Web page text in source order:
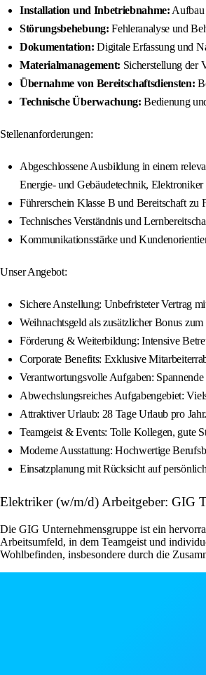
Installation und Inbetriebnahme: Aufbau
Störungsbehebung: Fehleranalyse und
Dokumentation: Digitale Erfassung und
Materialmanagement: Sicherstellung der
Übernahme von Bereitschaftsdiensten:
Technische Überwachung: Bedienung
Stellenanforderungen:
Abgeschlossene Ausbildung in einem
Energie- und Gebäudetechnik,
Führerschein Klasse B und Bereitschaft zu
Technisches Verständnis und
Kommunikationsstärke und
Unser Angebot:
Sichere Anstellung: Unbefristeter Vertrag
Weihnachtsgeld als zusätzlicher Bonus zum
Förderung & Weiterbildung: Intensive
Corporate Benefits: Exklusive
Verantwortungsvolle Aufgaben:
Abwechslungsreiches Aufgabengebiet:
Attraktiver Urlaub: 28 Tage Urlaub pro Jahr.
Teamgeist & Events: Tolle Kollegen, gute
Moderne Ausstattung: Hochwertige
Einsatzplanung mit Rücksicht auf
Elektriker (w/m/d) Arbeitgeber: GIG
Die GIG Unternehmensgruppe ist ein
Arbeitsumfeld, in dem Teamgeist und
Wohlbefinden, insbesondere durch die